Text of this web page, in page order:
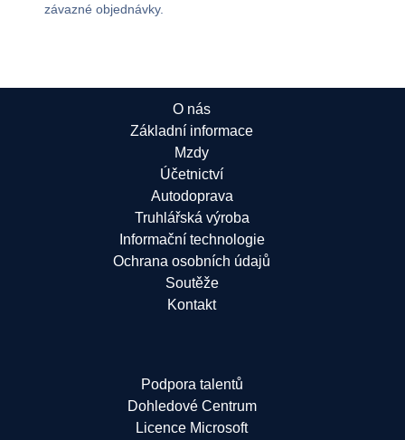
závazné objednávky.
O nás
Základní informace
Mzdy
Účetnictví
Autodoprava
Truhlářská výroba
Informační technologie
Ochrana osobních údajů
Soutěže
Kontakt
Podpora talentů
Dohledové Centrum
Licence Microsoft